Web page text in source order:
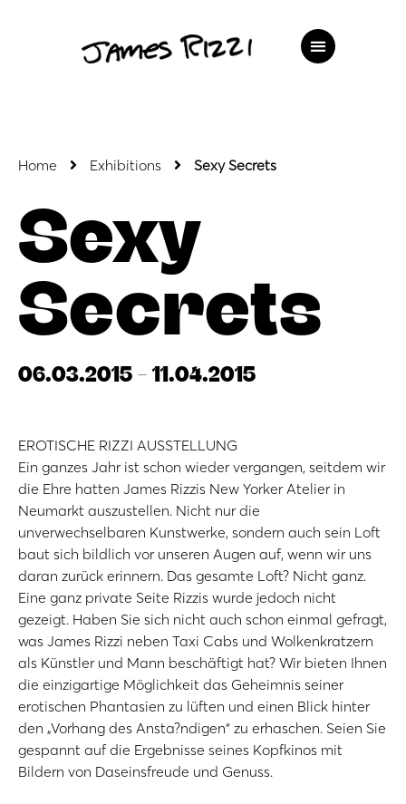
Home Exhibitions Sexy Secrets
Sexy
Secrets
06.03.2015 - 11.04.2015
EROTISCHE RIZZI AUSSTELLUNG
Ein ganzes Jahr ist schon wieder vergangen, seitdem wir
die Ehre hatten James Rizzis New Yorker Atelier in
Neumarkt auszustellen. Nicht nur die
unverwechselbaren Kunstwerke, sondern auch sein Loft
baut sich bildlich vor unseren Augen auf, wenn wir uns
daran zurück erinnern. Das gesamte Loft? Nicht ganz.
Eine ganz private Seite Rizzis wurde jedoch nicht
gezeigt. Haben Sie sich nicht auch schon einmal gefragt,
was James Rizzi neben Taxi Cabs und Wolkenkratzern
als Künstler und Mann beschäftigt hat? Wir bieten Ihnen
die einzigartige Möglichkeit das Geheimnis seiner
erotischen Phantasien zu lüften und einen Blick hinter
den „Vorhang des Ansta?ndigen“ zu erhaschen. Seien Sie
gespannt auf die Ergebnisse seines Kopfkinos mit
Bildern von Daseinsfreude und Genuss.